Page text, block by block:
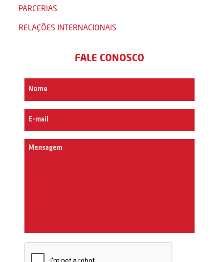
PARCERIAS
RELAÇÕES INTERNACIONAIS
FALE CONOSCO